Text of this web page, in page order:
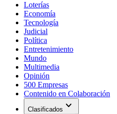
Loterías
Economía
Tecnología
Judicial
Política
Entretenimiento
Mundo
Multimedia
Opinión
500 Empresas
Contenido en Colaboración
Clasificados expand_more